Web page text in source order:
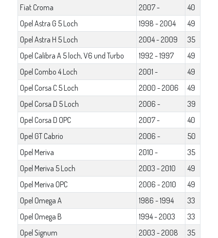
Fiat Croma 2007 -
40
Opel Astra G 5 Loch
1998 - 2004
49
Opel Astra H 5 Loch
2004 - 2009
35
Opel Calibra A 5 loch, V6 und Turbo
1992 - 1997
49
Opel Combo 4 Loch
2001 -
49
Opel Corsa C 5 Loch
2000 - 2006
49
Opel Corsa D 5 Loch
2006 -
39
Opel Corsa D OPC
2007 -
40
Opel GT Cabrio
2006 -
50
Opel Meriva
2010 -
35
Opel Meriva 5 Loch
2003 - 2010
49
Opel Meriva OPC
2006 - 2010
49
Opel Omega A
1986 - 1994
33
Opel Omega B
1994 - 2003
33
Opel Signum
2003 - 2008
35